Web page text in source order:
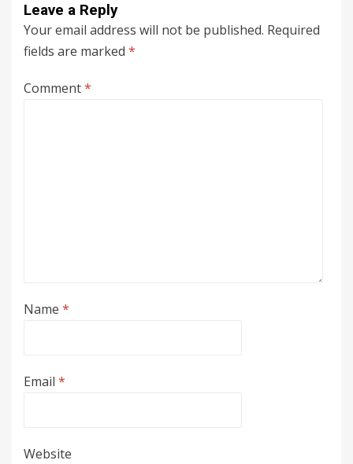
Leave a Reply
Your email address will not be published. Required
fields are marked *
Comment*
Name *
Email *
Website